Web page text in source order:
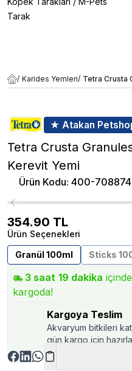
Tarak
/ Karides Yemleri/ Tetra Crusta
★ Atakan
Tetra Crusta
Kerevit Yemi
Ürün Kodu: 400-708874
354.90 TL
Ürün Seçenekleri
Granül 100ml
Sticks
3 saat 19 dakika
kargoda!
Kargoya Teslim
Akvaryum bitkileri
gün kargo için